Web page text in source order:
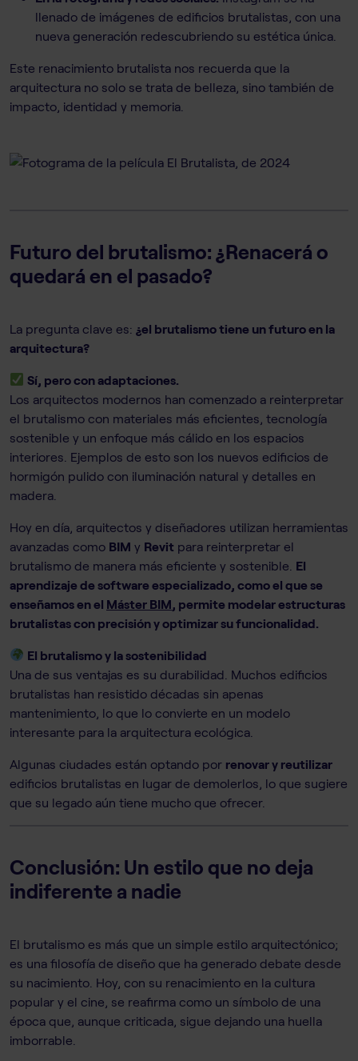
llenado de imágenes de edificios brutalistas, con una
nueva generación redescubriendo su estética única.
Este renacimiento brutalista nos recuerda que la
arquitectura no solo se trata de belleza, sino también de
impacto, identidad y memoria.
Futuro del brutalismo: ¿Renacerá o
quedará en el pasado?
La pregunta clave es: ¿el brutalismo tiene un futuro en la
arquitectura?
Sí, pero con adaptaciones.
Los arquitectos modernos han comenzado a reinterpretar
el brutalismo con materiales más eficientes, tecnología
sostenible y un enfoque más cálido en los espacios
interiores. Ejemplos de esto son los nuevos edificios de
hormigón pulido con iluminación natural y detalles en
madera.
Hoy en día, arquitectos y diseñadores utilizan herramientas
avanzadas como BIM y Revit para reinterpretar el
brutalismo de manera más eficiente y sostenible. El
aprendizaje de software especializado, como el que se
enseñamos en el Máster BIM , permite modelar estructuras
brutalistas con precisión y optimizar su funcionalidad.
El brutalismo y la sostenibilidad
Una de sus ventajas es su durabilidad. Muchos edificios
brutalistas han resistido décadas sin apenas
mantenimiento, lo que lo convierte en un modelo
interesante para la arquitectura ecológica.
Algunas ciudades están optando por renovar y reutilizar
edificios brutalistas en lugar de demolerlos, lo que sugiere
que su legado aún tiene mucho que ofrecer.
Conclusión: Un estilo que no deja
indiferente a nadie
El brutalismo es más que un simple estilo arquitectónico;
es una filosofía de diseño que ha generado debate desde
su nacimiento. Hoy, con su renacimiento en la cultura
popular y el cine, se reafirma como un símbolo de una
época que, aunque criticada, sigue dejando una huella
imborrable.